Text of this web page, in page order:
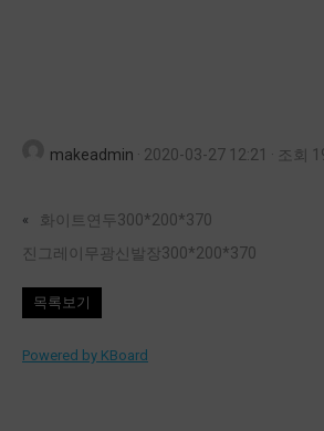
makeadmin · 2020-03-27 12:21 · 조회
«
화이트연두300*200*370
진그레이무광신발장300*200*370
목록보기
Powered by KBoard